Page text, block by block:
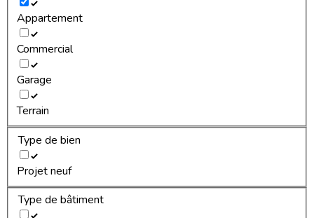
Appartement
Commercial
Garage
Terrain
Type de bien
Projet neuf
Type de bâtiment